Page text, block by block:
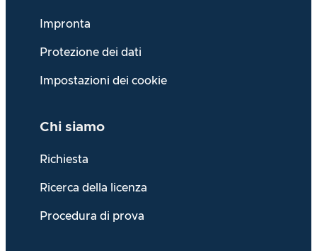
Impronta
Protezione dei dati
Impostazioni dei cookie
Chi siamo
Richiesta
Ricerca della licenza
Procedura di prova